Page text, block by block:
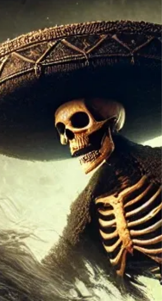
de septiembre de 2025, 7pm -
Museo Cementerio San Pedro